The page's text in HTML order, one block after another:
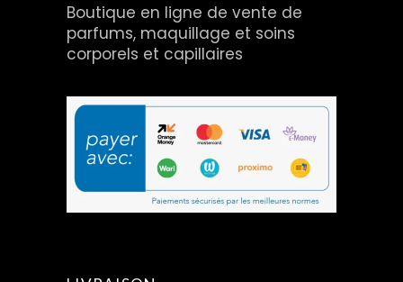
Boutique en ligne de vente de
parfums, maquillage et soins
corporels et capillaires